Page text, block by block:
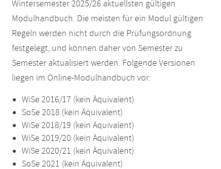
Wintersemester 2025/26 aktuellsten gültigen
Modulhandbuch. Die meisten für ein Modul gültigen
Regeln werden nicht durch die Prüfungsordnung
festgelegt, und können daher von Semester zu
Semester aktualisiert werden. Folgende Versionen
liegen im Online-Modulhandbuch vor:
WiSe 2016/17 (kein Äquivalent)
SoSe 2018 (kein Äquivalent)
WiSe 2018/19 (kein Äquivalent)
WiSe 2019/20 (kein Äquivalent)
WiSe 2020/21 (kein Äquivalent)
SoSe 2021 (kein Äquivalent)